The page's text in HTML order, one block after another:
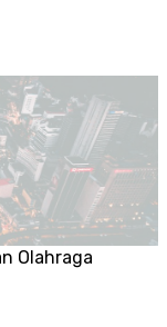
Olahraga